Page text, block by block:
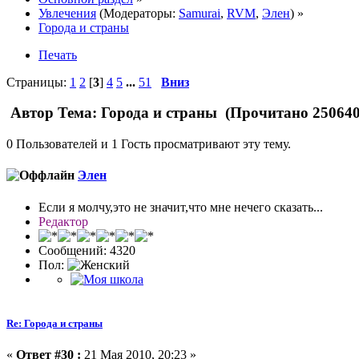
Увлечения (Модераторы: Samurai, RVM, Элен) »
Города и страны
Печать
Страницы: 1 2 [3] 4 5 ... 51 Вниз
Автор Тема: Города и страны (Прочитано
0 Пользователей и 1 Гость просматривают эту тему.
Элен
Если я молчу,это не значит,что мне нечего сказать...
Редактор
Сообщений: 4320
Пол:
Re: Города и страны
« Ответ #30 : 21 Мая 2010, 20:23 »